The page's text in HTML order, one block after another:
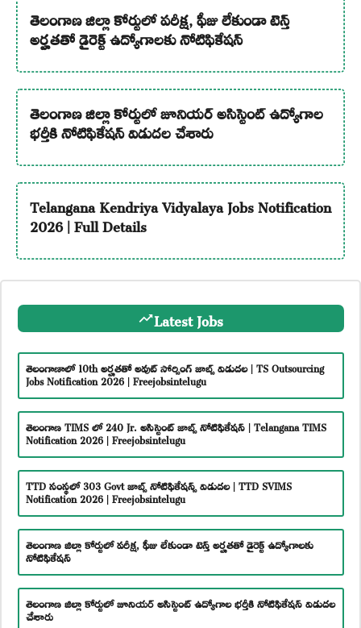
తెలంగాణ జిల్లా కోర్టులో పరీక్ష, ఫీజు లేకుండా టెన్త్
అర్హతతో డైరెక్ట్ ఉద్యోగాలకు నోటిఫికేషన్
తెలంగాణ జిల్లా కోర్టులో జూనియర్ అసిస్టెంట్ ఉద్యోగాల
భర్తీకి నోటిఫికేషన్ విడుదల చేశారు
Telangana Kendriya Vidyalaya Jobs Notification
2026 | Full Details
Latest Jobs
తెలంగాణాలో 10th అర్హతతో అవుట్ సోర్సింగ్ జాబ్స్ విడుదల | TS Outsourcing
Jobs Notification 2026 | Freejobsintelugu
తెలంగాణ TIMS లో 240 Jr. అసిస్టెంట్ జాబ్స్ నోటిఫికేషన్ | Telangana TIMS
Notification 2026 | Freejobsintelugu
TTD సంస్థలో 303 Govt జాబ్స్ నోటిఫికేషన్స్ విడుదల | TTD SVIMS
Notification 2026 | Freejobsintelugu
తెలంగాణ జిల్లా కోర్టులో పరీక్ష, ఫీజు లేకుండా టెన్త్ అర్హతతో డైరెక్ట్ ఉద్యోగాలకు
నోటిఫికేషన్
తెలంగాణ జిల్లా కోర్టులో జూనియర్ అసిస్టెంట్ ఉద్యోగాల భర్తీకి నోటిఫికేషన్ విడుదల
చేశారు